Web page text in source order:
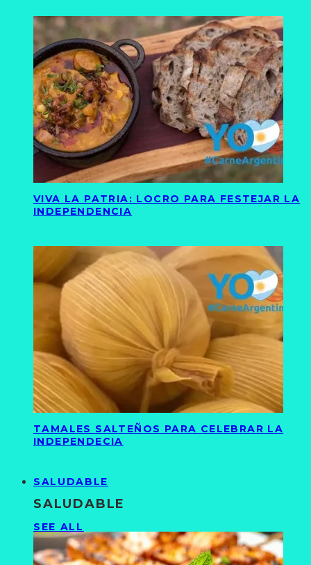
VIVA LA PATRIA: LOCRO PARA FESTEJAR LA
INDEPENDENCIA
TAMALES SALTEÑOS PARA CELEBRAR LA
INDEPENDECIA
SALUDABLE
SALUDABLE
SEE ALL